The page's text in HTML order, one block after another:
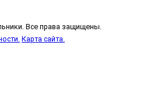
Все права защищены.
Карта сайта.